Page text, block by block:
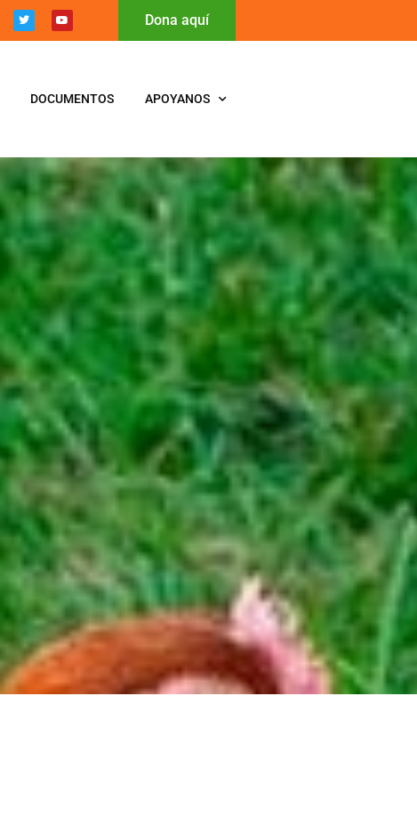
Dona aquí
DOCUMENTOS APOYANOS